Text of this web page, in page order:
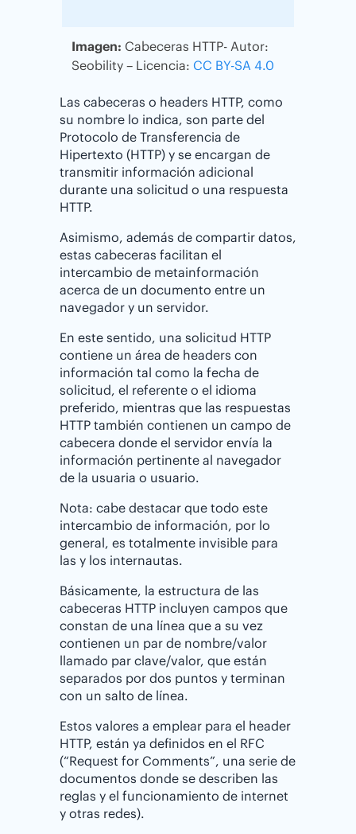
Imagen: Cabeceras HTTP- Autor:
Seobility – Licencia: CC BY-SA 4.0
Las cabeceras o headers HTTP, como
su nombre lo indica, son parte del
Protocolo de Transferencia de
Hipertexto (HTTP) y se encargan de
transmitir información adicional
durante una solicitud o una respuesta
HTTP.
Asimismo, además de compartir datos,
estas cabeceras facilitan el
intercambio de metainformación
acerca de un documento entre un
navegador y un servidor.
En este sentido, una solicitud HTTP
contiene un área de headers con
información tal como la fecha de
solicitud, el referente o el idioma
preferido, mientras que las respuestas
HTTP también contienen un campo de
cabecera donde el servidor envía la
información pertinente al navegador
de la usuaria o usuario.
Nota: cabe destacar que todo este
intercambio de información, por lo
general, es totalmente invisible para
las y los internautas.
Básicamente, la estructura de las
cabeceras HTTP incluyen campos que
constan de una línea que a su vez
contienen un par de nombre/valor
llamado par clave/valor, que están
separados por dos puntos y terminan
con un salto de línea.
Estos valores a emplear para el header
HTTP, están ya definidos en el RFC
(“Request for Comments”, una serie de
documentos donde se describen las
reglas y el funcionamiento de internet
y otras redes).